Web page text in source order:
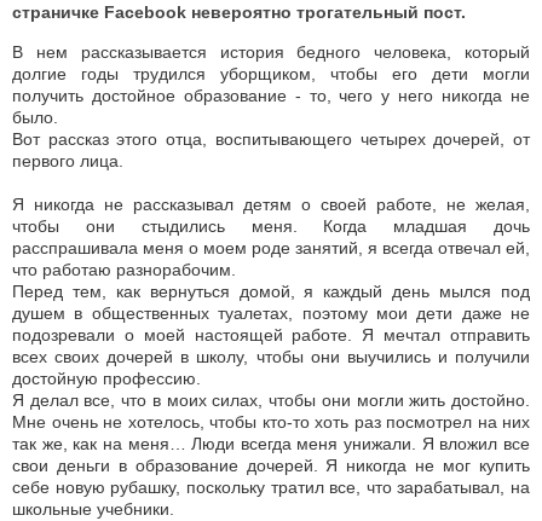
страничке Facebook невероятно трогательный пост.
В нем рассказывается история бедного человека, который
долгие годы трудился уборщиком, чтобы его дети могли
получить достойное образование - то, чего у него никогда не
было.
Вот рассказ этого отца, воспитывающего четырех дочерей, от
первого лица.
Я никогда не рассказывал детям о своей работе, не желая,
чтобы они стыдились меня. Когда младшая дочь
расспрашивала меня о моем роде занятий, я всегда отвечал ей,
что работаю разнорабочим.
Перед тем, как вернуться домой, я каждый день мылся под
душем в общественных туалетах, поэтому мои дети даже не
подозревали о моей настоящей работе. Я мечтал отправить
всех своих дочерей в школу, чтобы они выучились и получили
достойную профессию.
Я делал все, что в моих силах, чтобы они могли жить достойно.
Мне очень не хотелось, чтобы кто-то хоть раз посмотрел на них
так же, как на меня… Люди всегда меня унижали. Я вложил все
свои деньги в образование дочерей. Я никогда не мог купить
себе новую рубашку, поскольку тратил все, что зарабатывал, на
школьные учебники.